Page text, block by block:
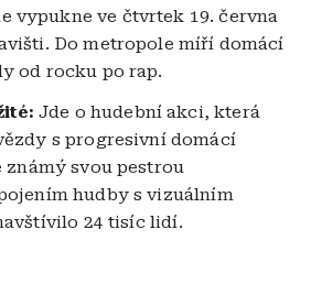
vypukne ve čtvrtek 19. června
Do metropole míří domácí
od rocku po rap.
Jde o hudební akci, která
s progresivní domácí
známý svou pestrou
hudby s vizuálním
24 tisíc lidí.